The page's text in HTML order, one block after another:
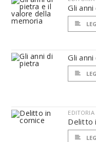
Gli
Gli
EDITORIA
Delitto